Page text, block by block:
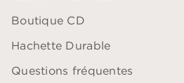
Boutique CD
Hachette Durable
Questions fréquentes